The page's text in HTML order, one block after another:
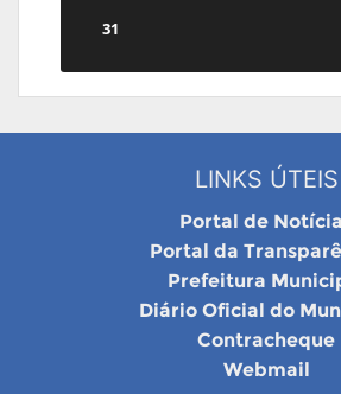
31
LINKS ÚTEIS
Portal de
Portal da
Prefeitura
Diário Oficial do
Contracheque
Webmail